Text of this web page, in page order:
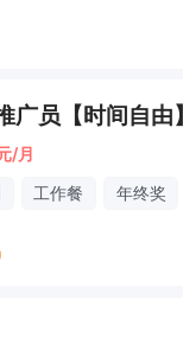
广员【时间自由】
/月
工作餐 年终奖